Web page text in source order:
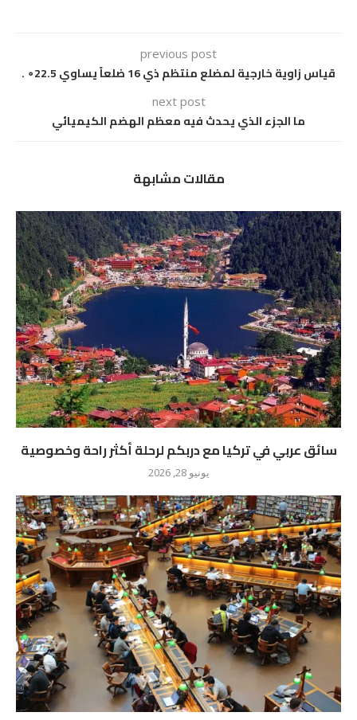
previous post
قياس زاوية خارجية لمضلع منتظم ذي 16 ضلعاً يساوي 22.5∘ .
next post
ما الجزء الذي يحدث فيه معظم الهضم الكيميائي
مقالات مشابهة
سائق عربي في تركيا مع دربكم لرحلة أكثر راحة وخصوصية
يونيو 28, 2026